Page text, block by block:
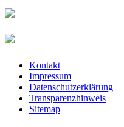
Kontakt
Impressum
Datenschutzerklärung
Transparenzhinweis
Sitemap